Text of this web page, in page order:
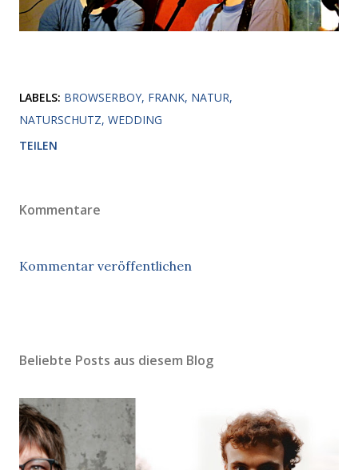
LABELS: BROWSERBOY FRANK NATUR
NATURSCHUTZ WEDDING
TEILEN
Kommentare
Kommentar veröffentlichen
Beliebte Posts aus diesem Blog